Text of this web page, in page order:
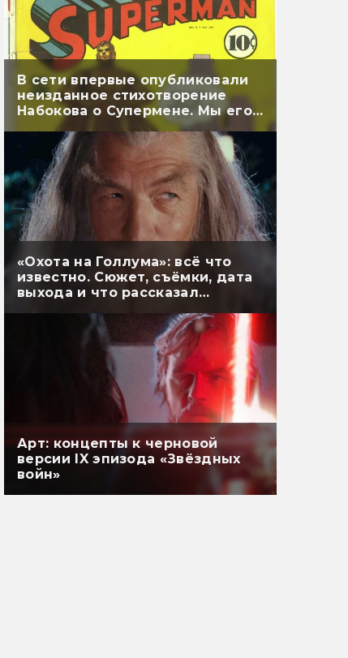
В сети впервые опубликовали
неизданное стихотворение
Набокова о Супермене. Мы его
перевели
«Охота на Голлума»: всё что
известно. Сюжет, съёмки, дата
выхода и что рассказал
Арт: концепты к черновой
версии IX эпизода «Звёздных
войн»